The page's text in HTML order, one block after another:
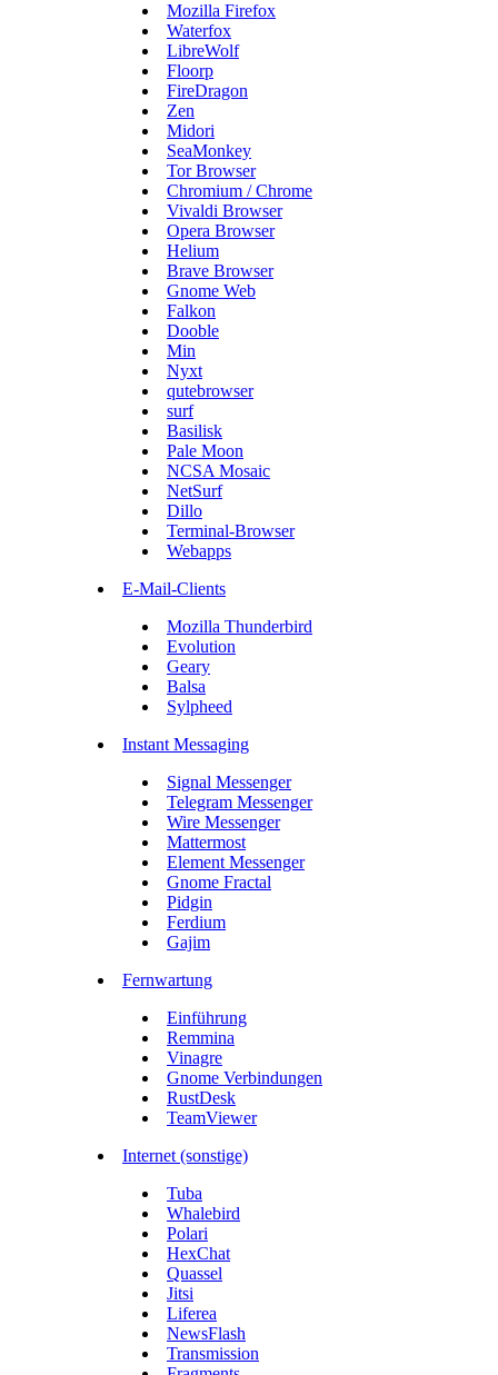
Mozilla Firefox
Waterfox
LibreWolf
Floorp
FireDragon
Zen
Midori
SeaMonkey
Tor Browser
Chromium / Chrome
Vivaldi Browser
Opera Browser
Helium
Brave Browser
Gnome Web
Falkon
Dooble
Min
Nyxt
qutebrowser
surf
Basilisk
Pale Moon
NCSA Mosaic
NetSurf
Dillo
Terminal-Browser
Webapps
E-Mail-Clients
Mozilla Thunderbird
Evolution
Geary
Balsa
Sylpheed
Instant Messaging
Signal Messenger
Telegram Messenger
Wire Messenger
Mattermost
Element Messenger
Gnome Fractal
Pidgin
Ferdium
Gajim
Fernwartung
Einführung
Remmina
Vinagre
Gnome Verbindungen
RustDesk
TeamViewer
Internet (sonstige)
Tuba
Whalebird
Polari
HexChat
Quassel
Jitsi
Liferea
NewsFlash
Transmission